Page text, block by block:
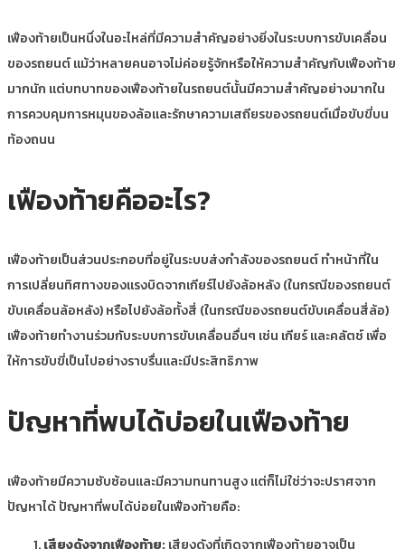
เฟืองท้ายเป็นหนึ่งในอะไหล่ที่มีความสำคัญอย่างยิ่งในระบบการขับเคลื่อน
ของรถยนต์ แม้ว่าหลายคนอาจไม่ค่อยรู้จักหรือให้ความสำคัญกับเฟืองท้าย
มากนัก แต่บทบาทของเฟืองท้ายในรถยนต์นั้นมีความสำคัญอย่างมากใน
การควบคุมการหมุนของล้อและรักษาความเสถียรของรถยนต์เมื่อขับขี่บน
ท้องถนน
เฟืองท้ายคืออะไร?
เฟืองท้ายเป็นส่วนประกอบที่อยู่ในระบบส่งกำลังของรถยนต์ ทำหน้าที่ใน
การเปลี่ยนทิศทางของแรงบิดจากเกียร์ไปยังล้อหลัง (ในกรณีของรถยนต์
ขับเคลื่อนล้อหลัง) หรือไปยังล้อทั้งสี่ (ในกรณีของรถยนต์ขับเคลื่อนสี่ล้อ)
เฟืองท้ายทำงานร่วมกับระบบการขับเคลื่อนอื่นๆ เช่น เกียร์ และคลัตช์ เพื่อ
ให้การขับขี่เป็นไปอย่างราบรื่นและมีประสิทธิภาพ
ปัญหาที่พบได้บ่อยในเฟืองท้าย
เฟืองท้ายมีความซับซ้อนและมีความทนทานสูง แต่ก็ไม่ใช่ว่าจะปราศจาก
ปัญหาได้ ปัญหาที่พบได้บ่อยในเฟืองท้ายคือ:
เสียงดังจากเฟืองท้าย: เสียงดังที่เกิดจากเฟืองท้ายอาจเป็น